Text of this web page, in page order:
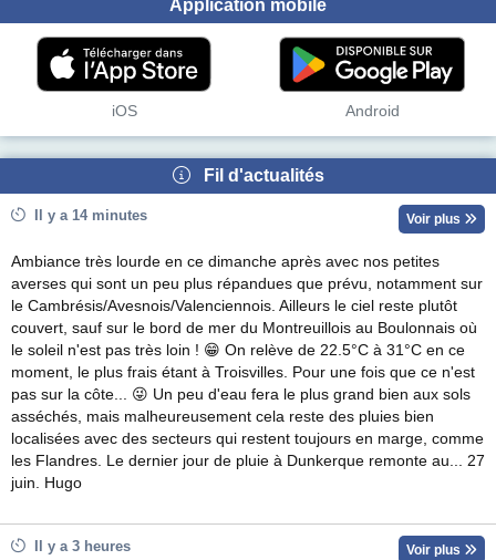
Application mobile
iOS Android
Fil d'actualités
Il y a 14 minutes Voir plus
Ambiance très lourde en ce dimanche après avec nos petites
averses qui sont un peu plus répandues que prévu, notamment sur
le Cambrésis/Avesnois/Valenciennois. Ailleurs le ciel reste plutôt
couvert, sauf sur le bord de mer du Montreuillois au Boulonnais où
le soleil n'est pas très loin ! 😁 On relève de 22.5°C à 31°C en ce
moment, le plus frais étant à Troisvilles. Pour une fois que ce n'est
pas sur la côte... 😜 Un peu d'eau fera le plus grand bien aux sols
asséchés, mais malheureusement cela reste des pluies bien
localisées avec des secteurs qui restent toujours en marge, comme
les Flandres. Le dernier jour de pluie à Dunkerque remonte au... 27
juin. Hugo
Il y a 3 heures Voir plus